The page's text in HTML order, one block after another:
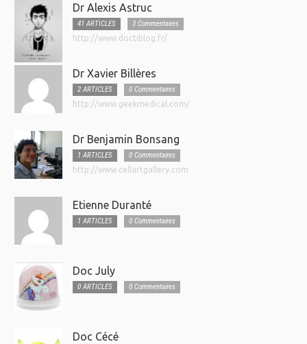
Dr Alexis Astruc
41 ARTICLES
3 Commentaires
http://www.doctiblog.fr/
Dr Xavier Billères
2 ARTICLES
0 Commentaires
http://www.geekmedical.com/
Dr Benjamin Bonsang
1 ARTICLES
0 Commentaires
http://www.cellartgallery.com
Etienne Duranté
1 ARTICLES 0 Commentaires
Doc July
0 ARTICLES 0 Commentaires
Doc Cécé